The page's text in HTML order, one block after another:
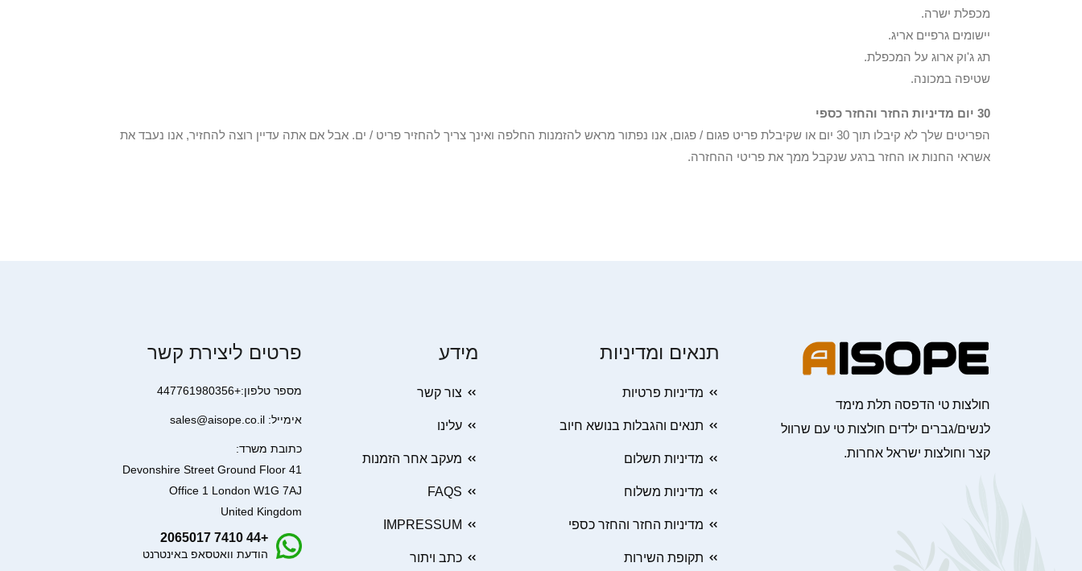
מכפלת ישרה.
יישומים גרפיים אריג.
תג ג'וק ארוג על המכפלת.
שטיפה במכונה.
30 יום מדיניות החזר והחזר כספי
הפריטים שלך לא קיבלו תוך 30 יום או שקיבלת פריט פגום / פגום, אנו נפתור מראש להזמנות החלפה ואינך צריך להחזיר פריט / ים. אבל אם אתה עדיין רוצה להחזיר, אנו נעבד את
אשראי החנות או החזר ברגע שנקבל ממך את פריטי ההחזרה.
חולצות טי הדפסה תלת מימד
לנשים/גברים ילדים חולצות טי עם שרוול
קצר וחולצות ישראל אחרות.
תנאים ומדיניות
מדיניות פרטיות
תנאים והגבלות בנושא חיוב
מדיניות תשלום
מדיניות משלוח
מדיניות החזר והחזר כספי
תקופת השירות
מידע
צור קשר
עלינו
מעקב אחר הזמנות
FAQS
IMPRESSUM
כתב ויתור
פרטים ליצירת קשר
מספר טלפון:+447761980356
אימייל: sales@aisope.co.il
כתובת משרד:
41 Devonshire Street Ground Floor
Office 1 London W1G 7AJ
United Kingdom
+44 7410 2065017
הודעת וואטסאפ באינטרנט